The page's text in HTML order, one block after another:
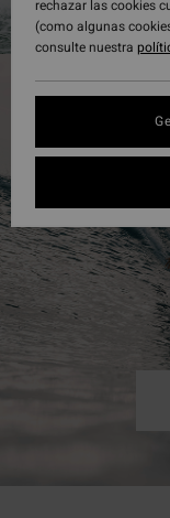
rechazar las cookies
(como algunas
consulte nuestra